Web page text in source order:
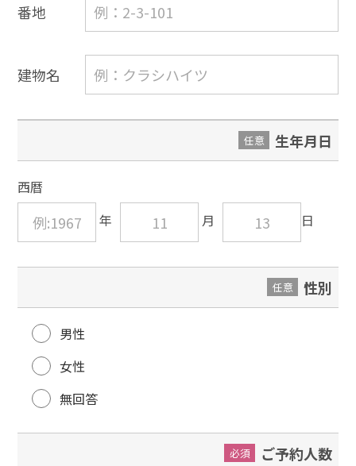
番地
建物名
生年月日
任意
西暦
性別
任意
男性
女性
無回答
ご予約人数
必須